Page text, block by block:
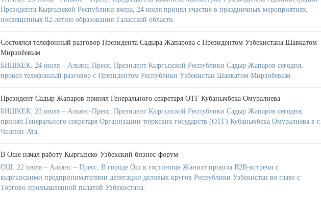
Президента Кыргызской Республики вчера, 24 июля принял участие в праздничных мероприятиях,
посвященных 82-летию образования Таласской области.
Состоялся телефонный разговор Президента Садыра Жапарова с Президентом Узбекистана Шавкатом
Мирзиёевым
БИШКЕК. 24 июля – Альянс-Пресс. Президент Кыргызской Республики Садыр Жапаров сегодня,
провел телефонный разговор с Президентом Республики Узбекистан Шавкатом Мирзиёевым.
Президент Садыр Жапаров принял Генерального секретаря ОТГ Кубанычбека Омуралиева
БИШКЕК. 23 июля – Альянс-Пресс. Президент Кыргызской Республики Садыр Жапаров сегодня,
принял Генерального секретаря Организации тюркских государств (ОТГ) Кубанычбека Омуралиева в г.
Чолпон-Ата.
В Оше начал работу Кыргызско-Узбекский бизнес-форум
ОШ. 22 июля – Альянс – Пресс. В городе Ош в гостинице Жаннат прошла B2B-встречи с
кыргызскими предпринимателями делегации деловых кругов Республики Узбекистан во главе с
Торгово-промышленной палатой Узбекистана.